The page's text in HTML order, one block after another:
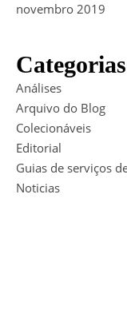
novembro 2019
Categorias
Análises
Arquivo do Blog
Colecionáveis
Editorial
Guias de serviços
Noticias